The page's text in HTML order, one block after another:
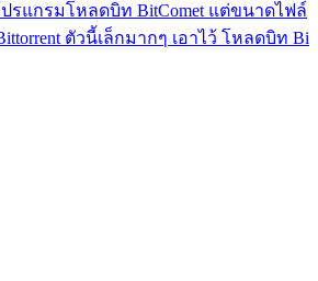
รแกรมโหลดบิท BitComet แต่ขนาดไฟล์
ตัวนี้เล็กมากๆ เอาไว้ โหลดบิท Bi